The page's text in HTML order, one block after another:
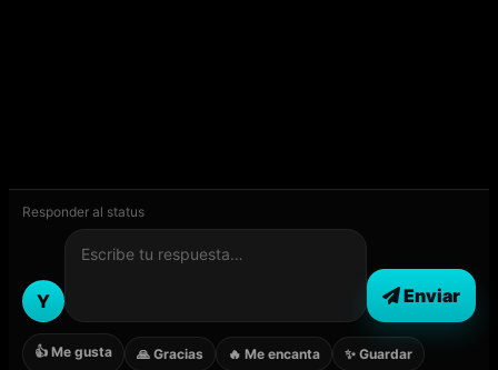
Responder al status
Y Enviar
👍 Me gusta 🙏 Gracias 🔥 Me encanta ✨ Guardar